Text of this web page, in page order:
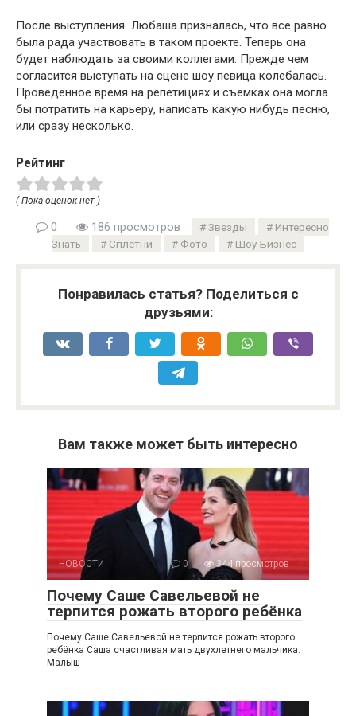
После выступления Любаша призналась, что все равно
была рада участвовать в таком проекте. Теперь она
будет наблюдать за своими коллегами. Прежде чем
согласится выступать на сцене шоу певица колебалась.
Проведённое время на репетициях и съёмках она могла
бы потратить на карьеру, написать какую нибудь песню,
или сразу несколько.
Рейтинг
( Пока оценок нет )
0 186 просмотров Звезды
Интересно
Знать
Сплетни Фото Шоу-Бизнес
Понравилась статья? Поделиться с
друзьями:
Вам также может быть интересно
НОВОСТИ 0 344 просмотров
Почему Саше Савельевой не
терпится рожать второго ребёнка
Почему Саше Савельевой не терпится рожать второго
ребёнка Саша счастливая мать двухлетнего мальчика.
Малыш